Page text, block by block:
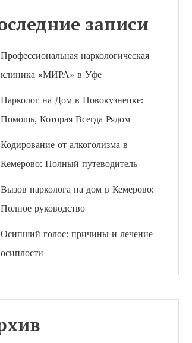
записи
Профессиональная наркологическая
клиника «МИРА» в Уфе
Нарколог на Дом в Новокузнецке:
Помощь, Которая Всегда Рядом
Кодирование от алкоголизма в
Кемерово: Полный путеводитель
Вызов нарколога на дом в Кемерово:
Полное руководство
Осипший голос: причины и лечение
осиплости